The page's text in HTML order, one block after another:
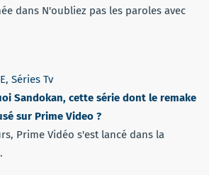
dans N'oubliez pas les paroles avec
, Séries Tv
Sandokan, cette série dont le remake
sur Prime Video ?
Prime Vidéo s'est lancé dans la